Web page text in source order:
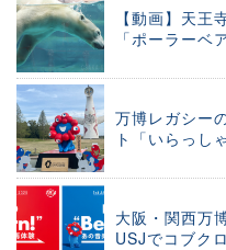
【動画】天王
「ポーラー
万博レガシー
ト「いらっし
大阪・関西万
USJでコブク